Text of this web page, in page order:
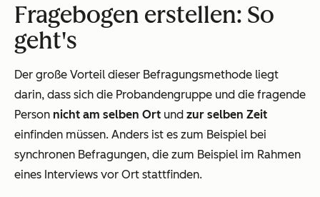
Fragebogen erstellen: So
geht's
Der große Vorteil dieser Befragungsmethode liegt
darin, dass sich die Probandengruppe und die fragende
Person nicht am selben Ort und zur selben Zeit
einfinden müssen. Anders ist es zum Beispiel bei
synchronen Befragungen, die zum Beispiel im Rahmen
eines Interviews vor Ort stattfinden.